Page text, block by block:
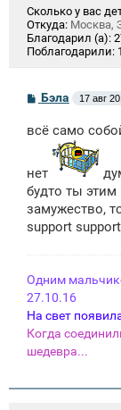
Сколько у вас
Откуда: Москва,
Благодарил (а):
Поблагодарили:
С
б
н
е
Бэла 17 авг
всё само
нет
будто ты
замужество,
support
Одним
27.10.16
На свет
Когда
шедевра...